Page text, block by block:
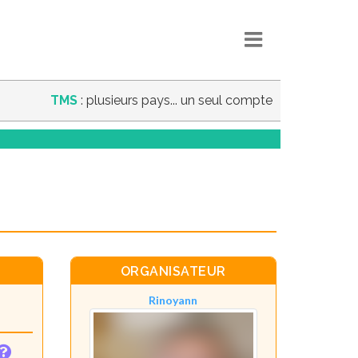
TMS : plusieurs pays... un seul compte
ORGANISATEUR
Rinoyann